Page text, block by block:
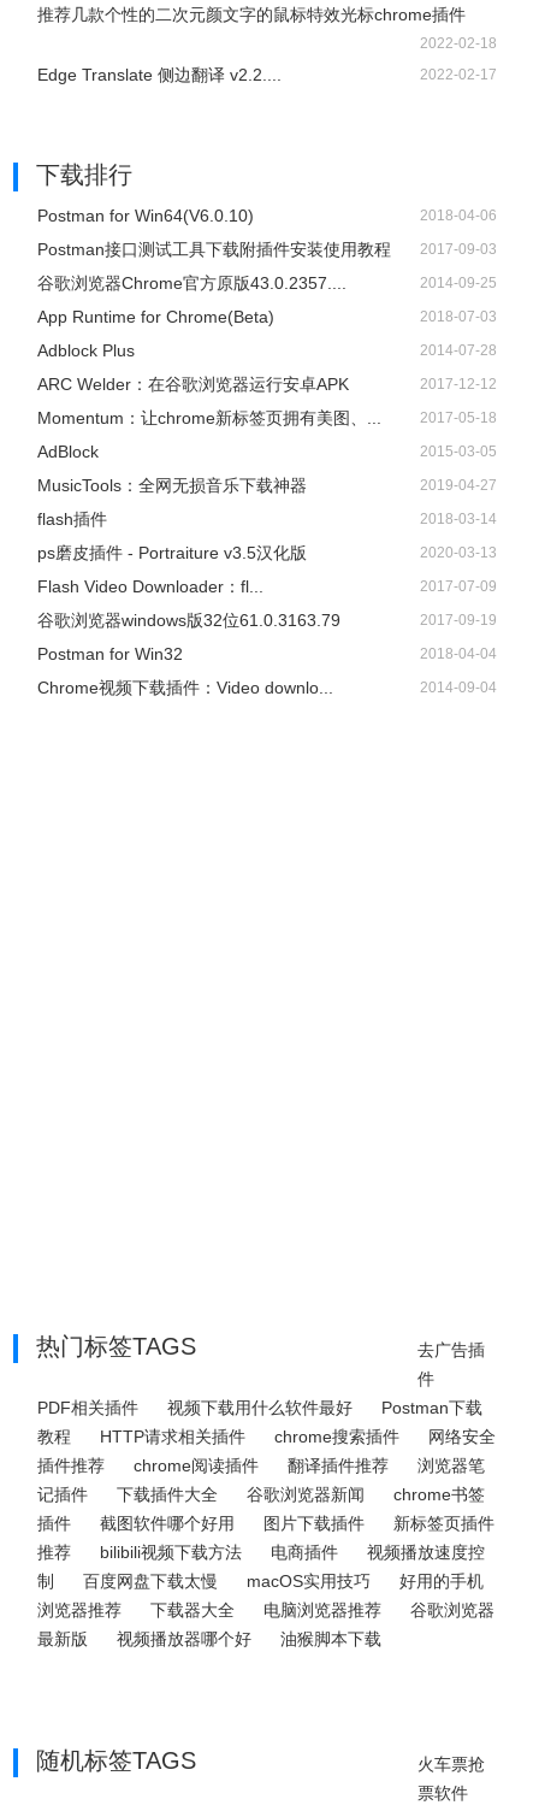
推荐几款个性的二次元颜文字的鼠标特效光标chrome插件
2022-02-18
Edge Translate 侧边翻译 v2.2.... 2022-02-17
下载排行
Postman for Win64(V6.0.10) 2018-04-06
Postman接口测试工具下载附插件安装使用教程 2017-09-03
谷歌浏览器Chrome官方原版43.0.2357.... 2014-09-25
App Runtime for Chrome(Beta) 2018-07-03
Adblock Plus 2014-07-28
ARC Welder：在谷歌浏览器运行安卓APK 2017-12-12
Momentum：让chrome新标签页拥有美图、... 2017-05-18
AdBlock 2015-03-05
​MusicTools：全网无损音乐下载神器 2019-04-27
flash插件 2018-03-14
ps磨皮插件 - Portraiture v3.5汉化版 2020-03-13
Flash Video Downloader：fl... 2017-07-09
谷歌浏览器windows版32位61.0.3163.79 2017-09-19
Postman for Win32 2018-04-04
Chrome视频下载插件：Video downlo... 2014-09-04
热门标签TAGS
去广告插
件
PDF相关插件
视频下载用什么软件最好
Postman下载
教程
HTTP请求相关插件 chrome搜索插件
网络安全
插件推荐
chrome阅读插件 翻译插件推荐
浏览器笔
记插件
下载插件大全 谷歌浏览器新闻
chrome书签
插件
截图软件哪个好用 图片下载插件
新标签页插件
推荐
bilibili视频下载方法 电商插件
视频播放速度控
制
百度网盘下载太慢 macOS实用技巧
好用的手机
浏览器推荐
下载器大全 电脑浏览器推荐
谷歌浏览器
最新版
视频播放器哪个好 油猴脚本下载
随机标签TAGS
火车票抢
票软件